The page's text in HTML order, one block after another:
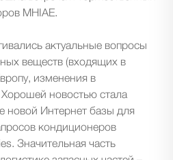
MHIAE.
актуальные вопросы
веществ (входящих в
изменения в
новостью стала
новой Интернет базы для
кондиционеров
Значительная часть